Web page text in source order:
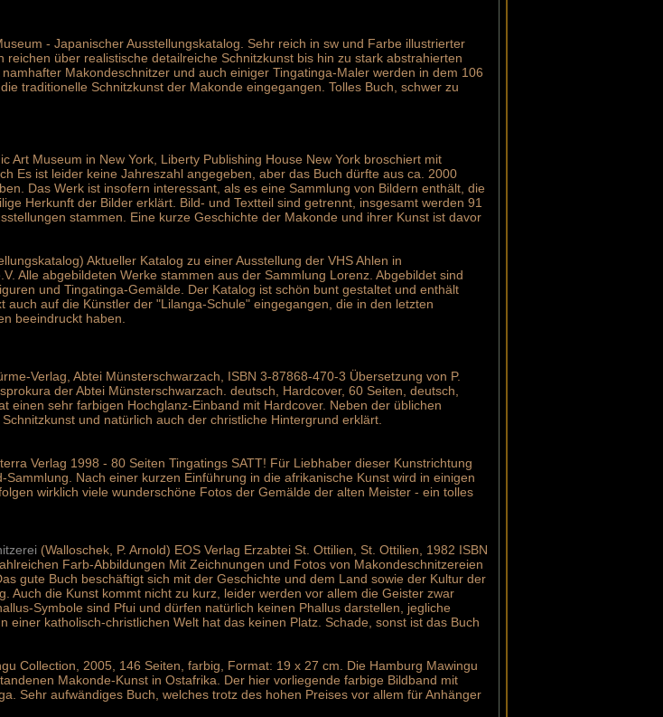
- Japanischer Ausstellungskatalog. Sehr reich in sw und Farbe illustrierter
über realistische detailreiche Schnitzkunst bis hin zu stark abstrahierten
Makondeschnitzer und auch einiger Tingatinga-Maler werden in dem 106
traditionelle Schnitzkunst der Makonde eingegangen. Tolles Buch, schwer zu
Art Museum in New York, Liberty Publishing House New York broschiert mit
Es ist leider keine Jahreszahl angegeben, aber das Buch dürfte aus ca. 2000
Das Werk ist insofern interessant, als es eine Sammlung von Bildern enthält, die
Herkunft der Bilder erklärt. Bild- und Textteil sind getrennt, insgesamt werden 91
stammen. Eine kurze Geschichte der Makonde und ihrer Kunst ist davor
Aktueller Katalog zu einer Ausstellung der VHS Ahlen in
Alle abgebildeten Werke stammen aus der Sammlung Lorenz. Abgebildet sind
und Tingatinga-Gemälde. Der Katalog ist schön bunt gestaltet und enthält
auch auf die Künstler der "Lilanga-Schule" eingegangen, die in den letzten
beeindruckt haben.
Verlag, Abtei Münsterschwarzach, ISBN 3-87868-470-3 Übersetzung von P.
der Abtei Münsterschwarzach. deutsch, Hardcover, 60 Seiten, deutsch,
einen sehr farbigen Hochglanz-Einband mit Hardcover. Neben der üblichen
und natürlich auch der christliche Hintergrund erklärt.
Verlag 1998 - 80 Seiten Tingatings SATT! Für Liebhaber dieser Kunstrichtung
Nach einer kurzen Einführung in die afrikanische Kunst wird in einigen
wirklich viele wunderschöne Fotos der Gemälde der alten Meister - ein tolles
(Walloschek, P. Arnold) EOS Verlag Erzabtei St. Ottilien, St. Ottilien, 1982 ISBN
Farb-Abbildungen Mit Zeichnungen und Fotos von Makondeschnitzereien
gute Buch beschäftigt sich mit der Geschichte und dem Land sowie der Kultur der
Auch die Kunst kommt nicht zu kurz, leider werden vor allem die Geister zwar
Symbole sind Pfui und dürfen natürlich keinen Phallus darstellen, jegliche
katholisch-christlichen Welt hat das keinen Platz. Schade, sonst ist das Buch
Collection, 2005, 146 Seiten, farbig, Format: 19 x 27 cm. Die Hamburg Mawingu
Makonde-Kunst in Ostafrika. Der hier vorliegende farbige Bildband mit
Sehr aufwändiges Buch, welches trotz des hohen Preises vor allem für Anhänger